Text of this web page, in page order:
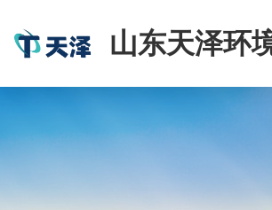
山东天泽环